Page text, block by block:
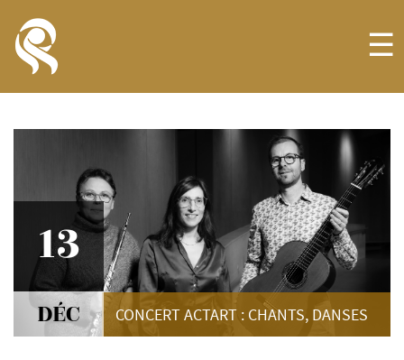
☰
13
DÉC CONCERT ACTART : CHANTS, DANSES